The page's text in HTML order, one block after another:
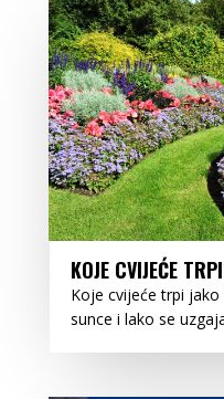
KOJE CVIJEĆE
Koje cvijeće trpi
sunce i lako se